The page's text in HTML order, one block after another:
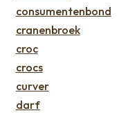
consumentenbond
cranenbroek
croc
crocs
curver
darf